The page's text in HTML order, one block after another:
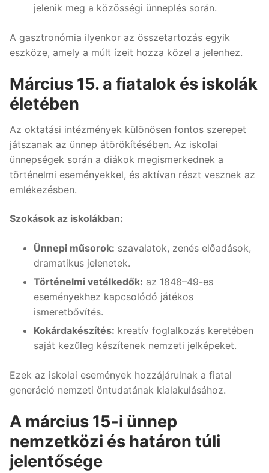
jelenik meg a közösségi ünneplés során.
A gasztronómia ilyenkor az összetartozás egyik
eszköze, amely a múlt ízeit hozza közel a jelenhez.
Március 15. a fiatalok és iskolák
életében
Az oktatási intézmények különösen fontos szerepet
játszanak az ünnep átörökítésében. Az iskolai
ünnepségek során a diákok megismerkednek a
történelmi eseményekkel, és aktívan részt vesznek az
emlékezésben.
Szokások az iskolákban:
Ünnepi műsorok: szavalatok, zenés előadások,
dramatikus jelenetek.
Történelmi vetélkedők: az 1848–49-es
eseményekhez kapcsolódó játékos
ismeretbővítés.
Kokárdakészítés: kreatív foglalkozás keretében
saját kezűleg készítenek nemzeti jelképeket.
Ezek az iskolai események hozzájárulnak a fiatal
generáció nemzeti öntudatának kialakulásához.
A március 15-i ünnep
nemzetközi és határon túli
jelentősége